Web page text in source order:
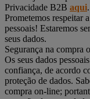
Privacidade B2B aqui.
Prometemos respeitar
pessoais! Estaremos
seus dados.
Segurança na compra
Os seus dados
confiança, de acordo
proteção de dados.
compra on-line;